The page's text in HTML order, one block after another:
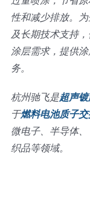
性和减少排放。
及长期技术支持
涂层需求，提供
务。
杭州驰飞是超声
于燃料电池质子
微电子、半导体
织品等领域。